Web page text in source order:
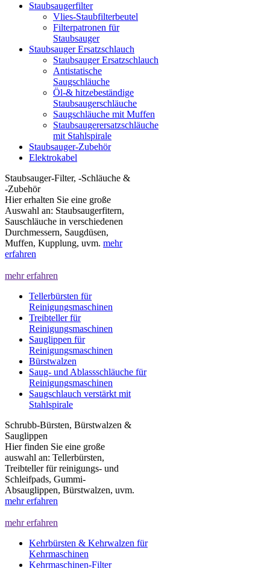
Staubsaugerfilter
Vlies-Staubfilterbeutel
Filterpatronen für
Staubsauger
Staubsauger Ersatzschlauch
Staubsauger Ersatzschlauch
Antistatische
Saugschläuche
Öl-& hitzebeständige
Staubsaugerschläuche
Saugschläuche mit Muffen
Staubsaugerersatzschläuche
mit Stahlspirale
Staubsauger-Zubehör
Elektrokabel
Staubsauger-Filter, -Schläuche &
-Zubehör
Hier erhalten Sie eine große
Auswahl an: Staubsaugerfitern,
Sauschläuche in verschiedenen
Durchmessern, Saugdüsen,
Muffen, Kupplung, uvm. mehr
erfahren
mehr erfahren
Tellerbürsten für
Reinigungsmaschinen
Treibteller für
Reinigungsmaschinen
Sauglippen für
Reinigungsmaschinen
Bürstwalzen
Saug- und Ablassschläuche für
Reinigungsmaschinen
Saugschlauch verstärkt mit
Stahlspirale
Schrubb-Bürsten, Bürstwalzen &
Sauglippen
Hier finden Sie eine große
auswahl an: Tellerbürsten,
Treibteller für reinigungs- und
Schleifpads, Gummi-
Absauglippen, Bürstwalzen, uvm.
mehr erfahren
mehr erfahren
Kehrbürsten & Kehrwalzen für
Kehrmaschinen
Kehrmaschinen-Filter